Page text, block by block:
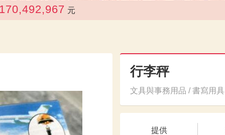
元
行李秤
文具與事務用品 / 書寫用具
提供